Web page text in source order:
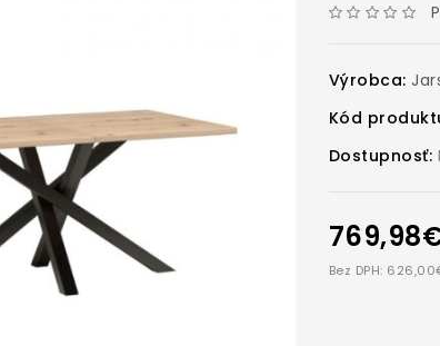
Výrobca:
Kód
Dostupnosť:
Bez DPH: